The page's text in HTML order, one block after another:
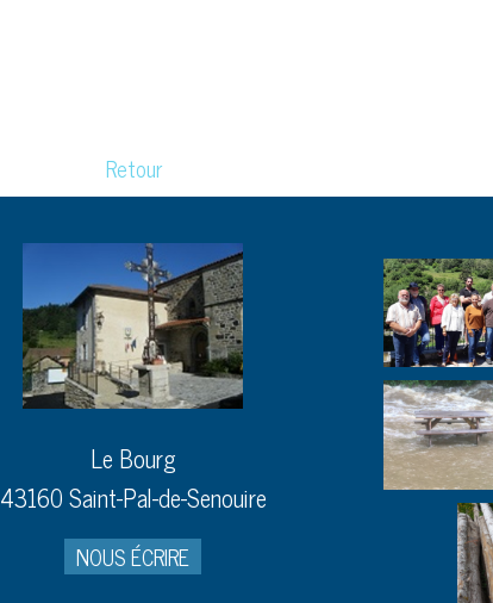
Retour
Le Bourg
43160 Saint-Pal-de-Senouire
NOUS ÉCRIRE